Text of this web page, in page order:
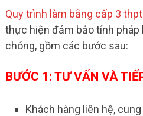
Quy trình làm bằng cấp 3 thpt
thực hiện đảm bảo tính pháp
chóng, gồm các bước sau:
BƯỚC 1: TƯ VẤN VÀ
Khách hàng liên hệ,